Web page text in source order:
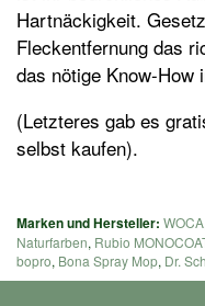
Hartnäckigkeit.
Fleckentfernung das
das nötige Know-How
(Letzteres gab es
selbst kaufen).
Marken und Hersteller: WOCA
Naturfarben, Rubio
bopro, Bona Spray Mop, Dr.